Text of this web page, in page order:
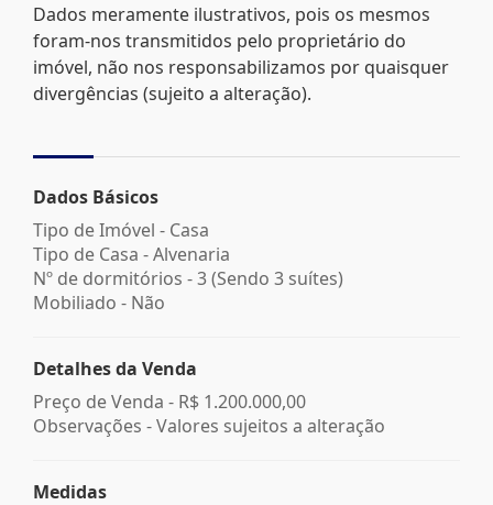
Dados meramente ilustrativos, pois os mesmos
foram-nos transmitidos pelo proprietário do
imóvel, não nos responsabilizamos por quaisquer
divergências (sujeito a alteração).
Dados Básicos
Tipo de Imóvel - Casa
Tipo de Casa - Alvenaria
Nº de dormitórios - 3 (Sendo 3 suítes)
Mobiliado - Não
Detalhes da Venda
Preço de Venda - R$ 1.200.000,00
Observações - Valores sujeitos a alteração
Medidas